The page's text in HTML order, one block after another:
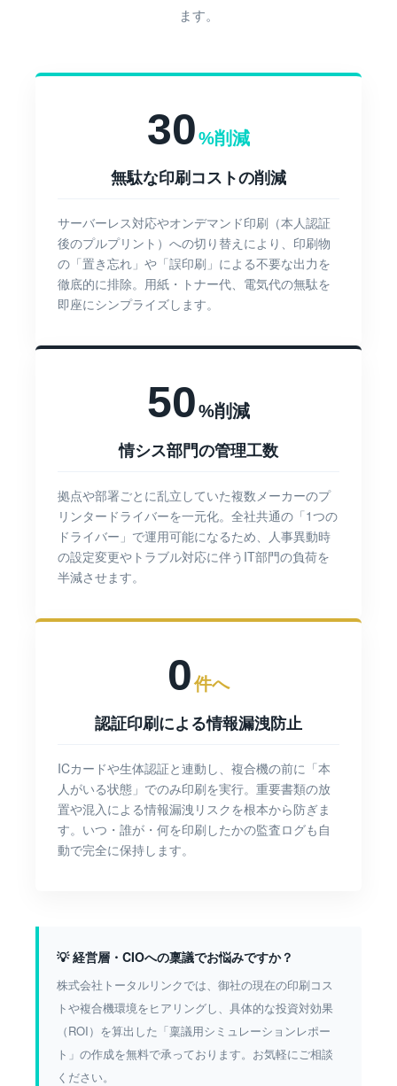
ます。
30%削減
無駄な印刷コストの削減
サーバーレス対応やオンデマンド印刷（本人認証
後のプルプリント）への切り替えにより、印刷物
の「置き忘れ」や「誤印刷」による不要な出力を
徹底的に排除。用紙・トナー代、電気代の無駄を
即座にシンプライズします。
50%削減
情シス部門の管理工数
拠点や部署ごとに乱立していた複数メーカーのプ
リンタードライバーを一元化。全社共通の「1つの
ドライバー」で運用可能になるため、人事異動時
の設定変更やトラブル対応に伴うIT部門の負荷を
半減させます。
0件へ
認証印刷による情報漏洩防止
ICカードや生体認証と連動し、複合機の前に「本
人がいる状態」でのみ印刷を実行。重要書類の放
置や混入による情報漏洩リスクを根本から防ぎま
す。いつ・誰が・何を印刷したかの監査ログも自
動で完全に保持します。
💡 経営層・CIOへの稟議でお悩みですか？
株式会社トータルリンクでは、御社の現在の印刷コス
トや複合機環境をヒアリングし、具体的な投資対効果
（ROI）を算出した「稟議用シミュレーションレポー
ト」の作成を無料で承っております。お気軽にご相談
ください。